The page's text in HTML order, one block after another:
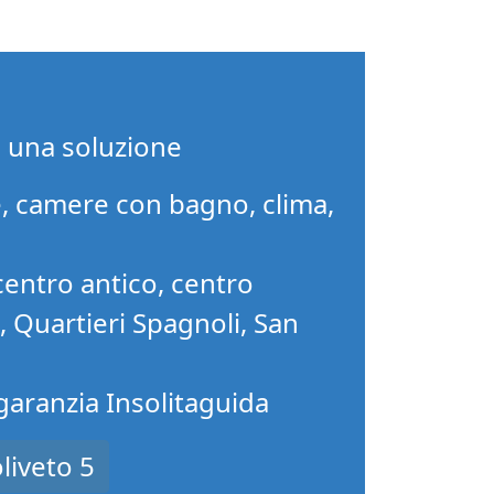
soluzione
camere con bagno, clima,
antico, centro
Quartieri Spagnoli, San
Insolitaguida
5